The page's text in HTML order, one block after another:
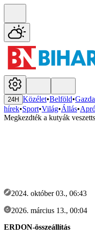
24H Közélet•Belföld•
hírek•Sport•Világ•Állás•
Megkezdték a kutyák
2024. október 03., 06:43
2026. március 13., 00:04
ERDON-összeállítás